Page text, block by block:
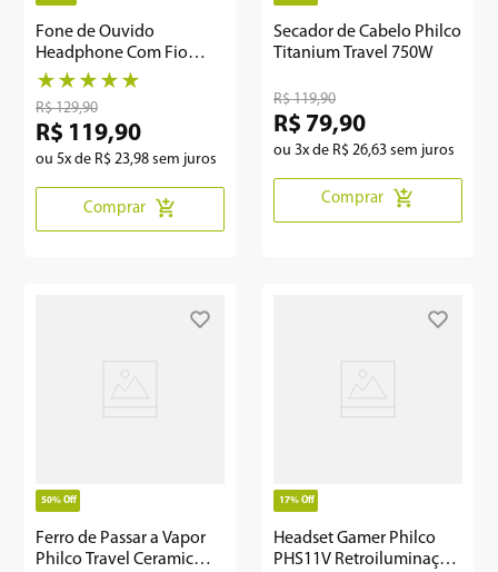
Fone de Ouvido
Headphone Com Fio
Philco Extreme PFO02P
★ ★ ★ ★ ★
R$ 129,90
R$ 119,90
ou 5x de R$ 23,98 sem juros
Comprar
Secador de Cabelo Philco
Titanium Travel 750W
R$ 119,90
R$ 79,90
ou 3x de R$ 26,63 sem juros
Comprar
50% Off
Ferro de Passar a Vapor
Philco Travel Ceramic
17% Off
Headset Gamer Philco
PHS11V Retroiluminação